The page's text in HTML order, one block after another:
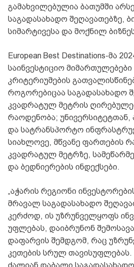
გამახვილებულია ბათუმში
საგადასახადო შეღავათებზე,
სიმარტივესა და მოქნილ
European Best Destinations-მა
საინვესტიციო მიმართულებები
კრიტერიუმების
როგორებიცაა საგადასახადო
კვადრატულ მეტრის
რაოდენობა;
და სატრანსპორტო
სიახლოვე, მწვანე ფართების
კვადრატულ მეტრზე,
და ბედნიერების ინდექსები.
„აჭარის რეგიონი
მრავალ საგადასახადო
კერძოდ, ის უზრუნველყოფს
უფლებას, დაიბრუნონ
დაფარვის შემდგომ, რაც
კეთების სრულ თავისუფლებას.